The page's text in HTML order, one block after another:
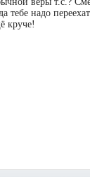
тебе надо
круче!